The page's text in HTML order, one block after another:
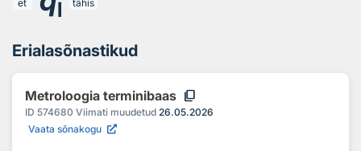
et l tähis
Erialasõnastikud
Metroloogia terminibaas content_copy
ID 574680 Viimati muudetud 26.05.2026
Vaata sõnakogu